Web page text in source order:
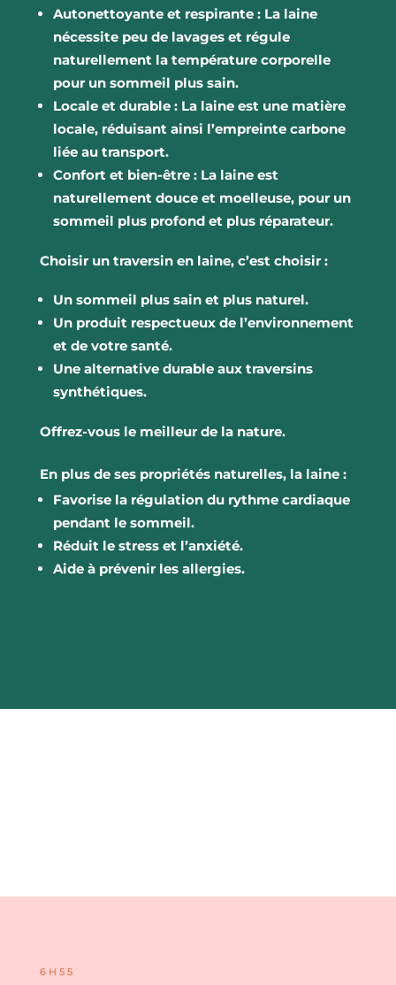
Autonettoyante et respirante : La laine
nécessite peu de lavages et régule
naturellement la température corporelle
pour un sommeil plus sain.
Locale et durable : La laine est une matière
locale, réduisant ainsi l’empreinte carbone
liée au transport.
Confort et bien-être : La laine est
naturellement douce et moelleuse, pour un
sommeil plus profond et plus réparateur.
Choisir un traversin en laine, c’est choisir :
Un sommeil plus sain et plus naturel.
Un produit respectueux de l’environnement
et de votre santé.
Une alternative durable aux traversins
synthétiques.
Offrez-vous le meilleur de la nature.
En plus de ses propriétés naturelles, la laine :
Favorise la régulation du rythme cardiaque
pendant le sommeil.
Réduit le stress et l’anxiété.
Aide à prévenir les allergies.
6H55